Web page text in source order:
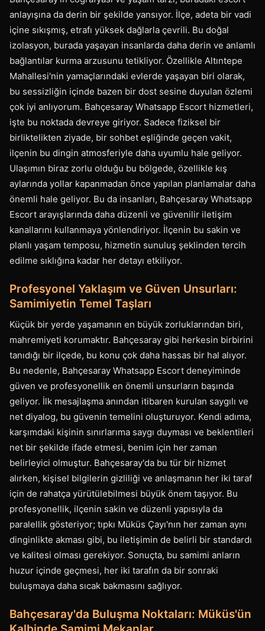
anlayışına da derin bir şekilde yansıyor. İlçe, adeta bir vadi
içine sıkışmış, etrafı yüksek dağlarla çevrili. Bu doğal
izolasyon, burada yaşayan insanlarda daha derin ve anlamlı
bağlantılar kurma arzusunu tetikliyor. Özellikle Altıntepe
Mahallesi'nin yamaçlarındaki evlerde yaşayan biri olarak,
bu sessizliğin içinde bazen bir dost sesine duyulan özlemi
çok iyi anlıyorum. Bahçesaray Whatsapp Escort hizmetleri,
işte bu noktada devreye giriyor. Sadece fiziksel bir
birliktelikten ziyade, bir sohbet eşliğinde geçen vakit,
ilçenin bu dingin atmosferiyle daha uyumlu hale geliyor.
Ulaşımın biraz zorlu olduğu bu bölgede, özellikle kış
aylarında yollar kapanmadan önce yapılan planlamalar daha
önemli hale geliyor. Bu da insanları, Bahçesaray Whatsapp
Escort arayışlarında daha düzenli ve güvenilir iletişim
kanallarını kullanmaya yönlendiriyor. İlçenin bu sakin ve
planlı yaşam temposu, hizmetin sunuluş şeklinden tercih
edilme sıklığına kadar her detayı etkiliyor.
Profesyonel Yaklaşım ve Güven Unsurları:
Samimiyetin Temel Taşları
Küçük bir yerde yaşamanın en büyük zorluklarından biri,
mahremiyeti korumaktır. Bahçesaray gibi herkesin birbirini
tanıdığı bir ilçede, bu konu çok daha hassas bir hal alıyor.
Bu nedenle, Bahçesaray Whatsapp Escort deneyiminde
güven ve profesyonellik en önemli unsurların başında
geliyor. İlk mesajlaşma anından itibaren kurulan saygılı ve
net diyalog, bu güvenin temelini oluşturuyor. Kendi adıma,
karşımdaki kişinin sınırlarıma saygı duyması ve beklentileri
net bir şekilde ifade etmesi, benim için her zaman
belirleyici olmuştur. Bahçesaray'da bu tür bir hizmet
alırken, kişisel bilgilerin gizliliği ve anlaşmanın her iki taraf
için de rahatça yürütülebilmesi büyük önem taşıyor. Bu
profesyonellik, ilçenin sakin ve düzenli yapısıyla da
paralellik gösteriyor; tıpkı Müküs Çayı'nın her zaman aynı
dinginlikte akması gibi, bu iletişimin de belirli bir standardı
ve kalitesi olması gerekiyor. Sonuçta, bu samimi anların
huzur içinde geçmesi, her iki tarafın da bir sonraki
buluşmaya daha sıcak bakmasını sağlıyor.
Bahçesaray'da Buluşma Noktaları: Müküs'ün